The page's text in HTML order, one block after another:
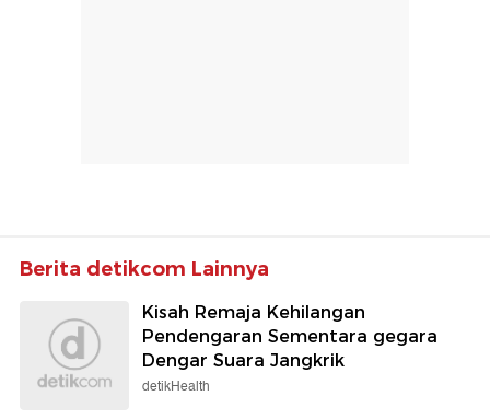
Berita detikcom Lainnya
Kisah Remaja Kehilangan
Pendengaran Sementara gegara
Dengar Suara Jangkrik
detikHealth